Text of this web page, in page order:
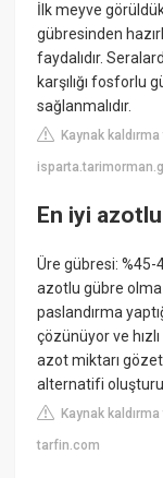
İlk meyve
gübresinden
faydalıdır.
karşılığı fosforlu
sağlanmalıdır.
Kaynak
En iyi
Üre gübresi:
azotlu gübre olma
paslandırma
çözünüyor ve
azot miktarı
alternatifi
Kaynak
tarfin.com